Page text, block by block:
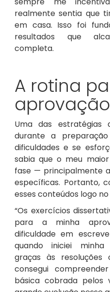
realmente sentia que
em casa. Isso foi
resultados que
completa.
A rotina
aprovação
Uma das estratégias
durante a
dificuldades e se
sabia que o meu
fase — principalmente
específicas. Portanto,
esses conteúdos logo
“Os exercícios
para a minha
dificuldade em
quando iniciei minha
graças às resoluções
consegui
básica cobrada pelos